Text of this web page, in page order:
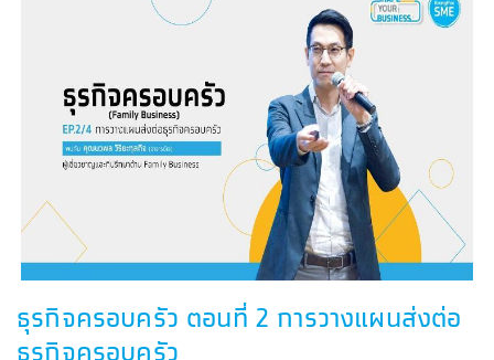
ธุรกิจครอบครัว ตอนที่ 2 การวางแผนส่งต่อ